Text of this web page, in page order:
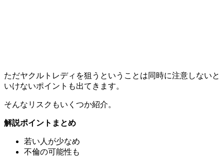
ただヤクルトレディを狙うということは同時に注意しないと
いけないポイントも出てきます。
そんなリスクもいくつか紹介。
解説ポイントまとめ
若い人が少なめ
不倫の可能性も